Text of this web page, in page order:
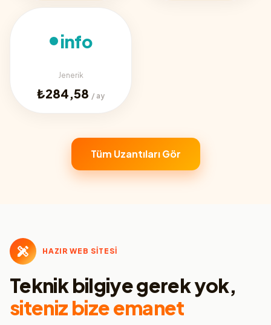
info
Jenerik
₺284,58 / ay
Tüm Uzantıları Gör
HAZIR WEB SİTESİ
Teknik bilgiye gerek yok,
siteniz bize emanet